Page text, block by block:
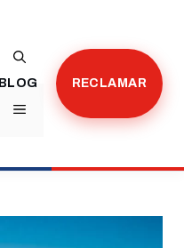
MENÚ
BLOG
RECLAMAR